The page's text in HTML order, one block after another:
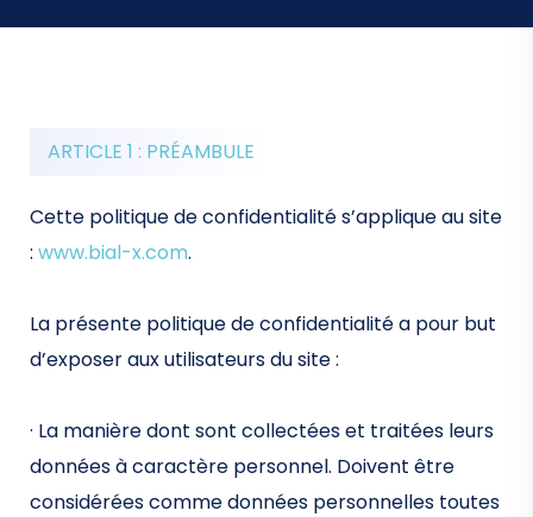
ARTICLE 1 : PRÉAMBULE
Cette politique de confidentialité s’applique au site
: www.bial-x.com.
La présente politique de confidentialité a pour but
d’exposer aux utilisateurs du site :
· La manière dont sont collectées et traitées leurs
données à caractère personnel. Doivent être
considérées comme données personnelles toutes